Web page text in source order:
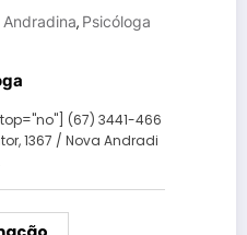
, Psicóloga
(67) 3441-466
1367 / Nova Andradi